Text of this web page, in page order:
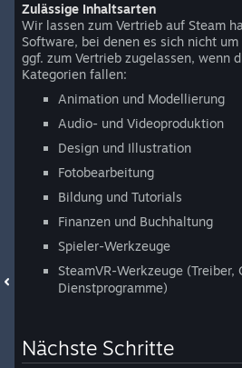
Zulässige Inhaltsarten
Wir lassen zum Vertrieb auf Steam
Software, bei denen es sich nicht
ggf. zum Vertrieb zugelassen, wenn
Kategorien fallen:
Animation und Modellierung
Audio- und Videoproduktion
Design und Illustration
Fotobearbeitung
Bildung und Tutorials
Finanzen und Buchhaltung
Spieler-Werkzeuge
SteamVR-Werkzeuge (Treiber,
Dienstprogramme)
Nächste Schritte